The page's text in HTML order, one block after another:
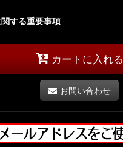
する重要事項
カートに入れる
お問い合わせ